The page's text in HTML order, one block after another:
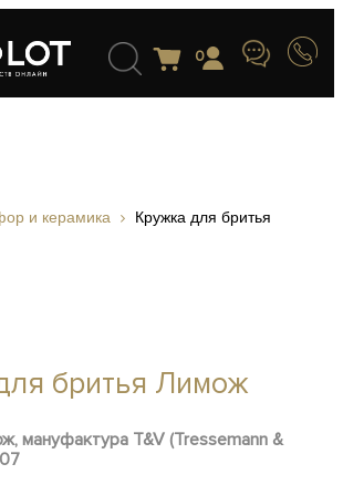
0
и керамика
Кружка для бритья
бритья Лимож
мануфактура T&V (Tressemann &